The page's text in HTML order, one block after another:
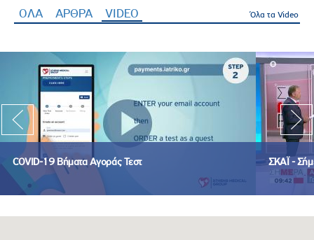
ΟΛΑ ΑΡΘΡΑ VIDEO Όλα τα Video
COVID-19 Βήματα Αγοράς Τεστ ΣΚΑΪ -